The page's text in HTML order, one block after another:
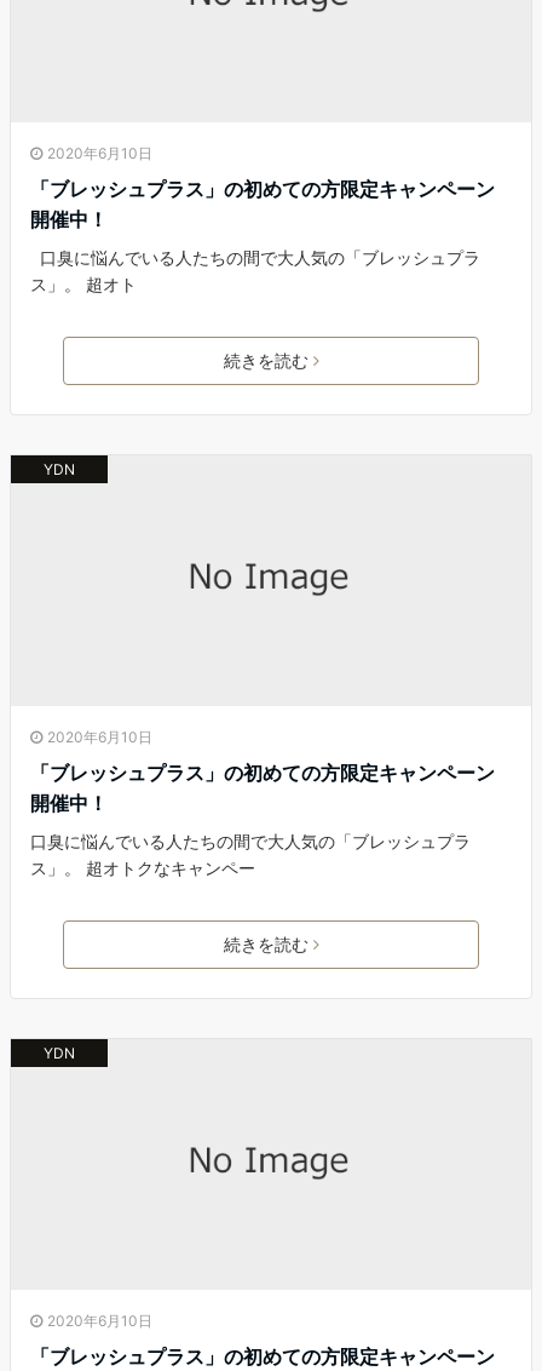
2020年6月10日
「ブレッシュプラス」の初めての方限定キャンペーン
開催中！
口臭に悩んでいる人たちの間で大人気の「ブレッシュプラ
ス」。 超オト
続きを読む
YDN
2020年6月10日
「ブレッシュプラス」の初めての方限定キャンペーン
開催中！
口臭に悩んでいる人たちの間で大人気の「ブレッシュプラ
ス」。 超オトクなキャンペー
続きを読む
YDN
2020年6月10日
「ブレッシュプラス」の初めての方限定キャンペーン